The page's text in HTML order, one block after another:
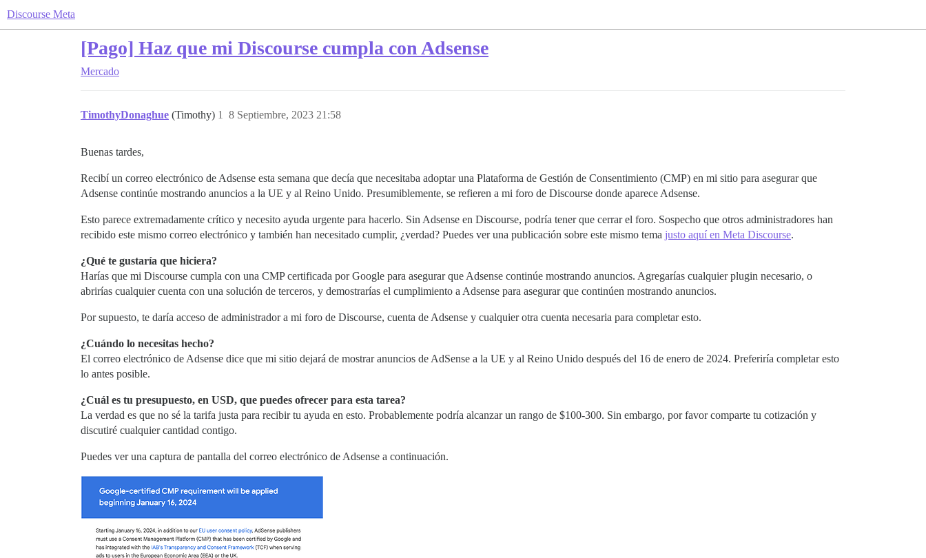
Discourse Meta
[Pago] Haz que mi Discourse cumpla con Adsense
Mercado
TimothyDonaghue (Timothy) 8 Septiembre, 2023 21:58
1
Buenas tardes,
Recibí un correo electrónico de Adsense esta semana que decía que necesitaba adoptar una Plataforma de Gestión de Consentimiento (CMP) en mi sitio para asegurar que
Adsense continúe mostrando anuncios a la UE y al Reino Unido. Presumiblemente, se refieren a mi foro de Discourse donde aparece Adsense.
Esto parece extremadamente crítico y necesito ayuda urgente para hacerlo. Sin Adsense en Discourse, podría tener que cerrar el foro. Sospecho que otros administradores han
recibido este mismo correo electrónico y también han necesitado cumplir, ¿verdad? Puedes ver una publicación sobre este mismo tema justo aquí en Meta Discourse.
¿Qué te gustaría que hiciera?
Harías que mi Discourse cumpla con una CMP certificada por Google para asegurar que Adsense continúe mostrando anuncios. Agregarías cualquier plugin necesario, o
abrirías cualquier cuenta con una solución de terceros, y demostrarías el cumplimiento a Adsense para asegurar que continúen mostrando anuncios.
Por supuesto, te daría acceso de administrador a mi foro de Discourse, cuenta de Adsense y cualquier otra cuenta necesaria para completar esto.
¿Cuándo lo necesitas hecho?
El correo electrónico de Adsense dice que mi sitio dejará de mostrar anuncios de AdSense a la UE y al Reino Unido después del 16 de enero de 2024. Preferiría completar esto
lo antes posible.
¿Cuál es tu presupuesto, en USD, que puedes ofrecer para esta tarea?
La verdad es que no sé la tarifa justa para recibir tu ayuda en esto. Probablemente podría alcanzar un rango de $100-300. Sin embargo, por favor comparte tu cotización y
discutiré cualquier cantidad contigo.
Puedes ver una captura de pantalla del correo electrónico de Adsense a continuación.